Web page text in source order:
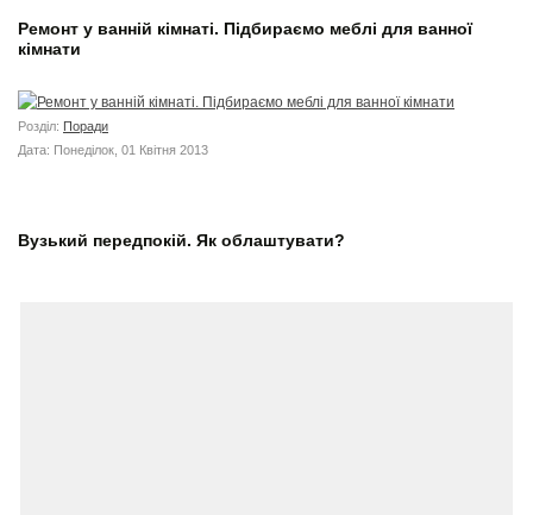
Ремонт у ванній кімнаті. Підбираємо меблі для ванної
кімнати
Розділ: Поради
Дата: Понеділок, 01 Квітня 2013
Вузький передпокій. Як облаштувати?